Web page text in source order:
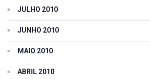
JULHO 2010
JUNHO 2010
MAIO 2010
ABRIL 2010